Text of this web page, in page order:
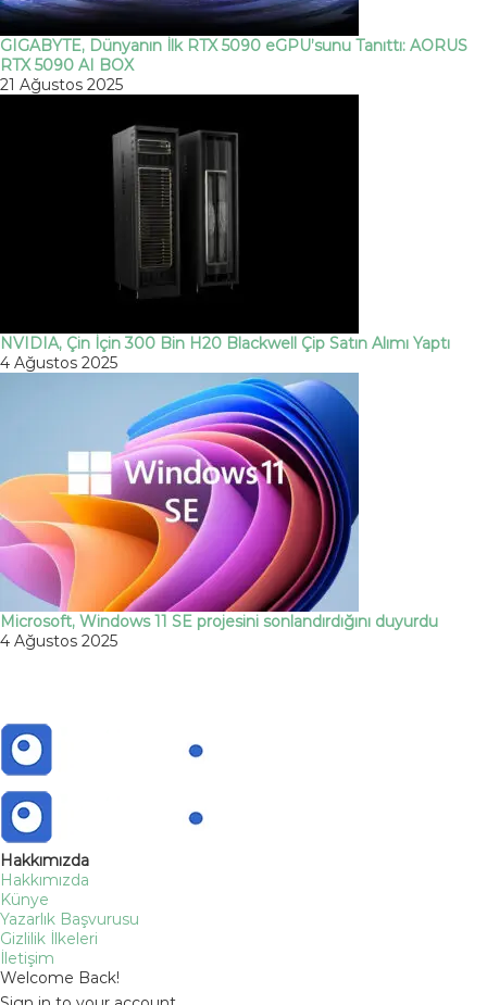
GIGABYTE, Dünyanın İlk RTX 5090 eGPU’sunu Tanıttı: AORUS
RTX 5090 AI BOX
21 Ağustos 2025
NVIDIA, Çin İçin 300 Bin H20 Blackwell Çip Satın Alımı Yaptı
4 Ağustos 2025
Microsoft, Windows 11 SE projesini sonlandırdığını duyurdu
4 Ağustos 2025
Hakkımızda
Hakkımızda
Künye
Yazarlık Başvurusu
Gizlilik İlkeleri
İletişim
Welcome Back!